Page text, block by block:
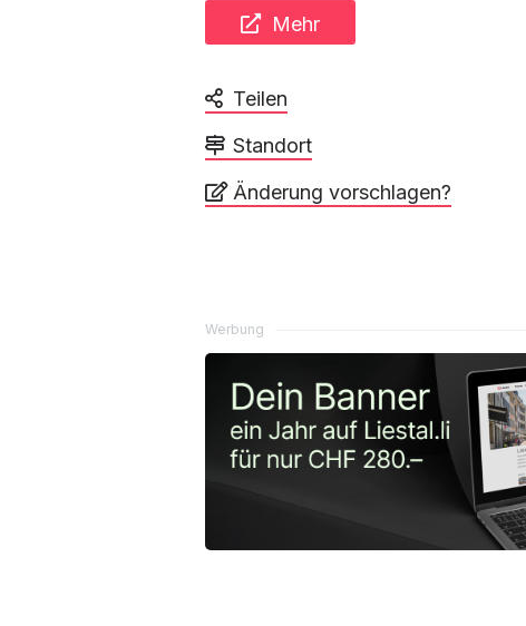
Mehr
Teilen
Standort
Änderung vorschlagen?
Werbung